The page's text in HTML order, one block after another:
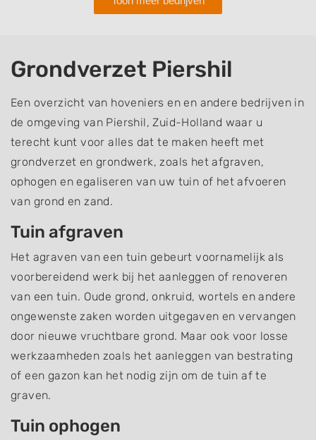
Grondverzet Piershil
Een overzicht van hoveniers en en andere bedrijven in
de omgeving van Piershil, Zuid-Holland waar u
terecht kunt voor alles dat te maken heeft met
grondverzet en grondwerk, zoals het afgraven,
ophogen en egaliseren van uw tuin of het afvoeren
van grond en zand.
Tuin afgraven
Het agraven van een tuin gebeurt voornamelijk als
voorbereidend werk bij het aanleggen of renoveren
van een tuin. Oude grond, onkruid, wortels en andere
ongewenste zaken worden uitgegaven en vervangen
door nieuwe vruchtbare grond. Maar ook voor losse
werkzaamheden zoals het aanleggen van bestrating
of een gazon kan het nodig zijn om de tuin af te
graven.
Tuin ophogen